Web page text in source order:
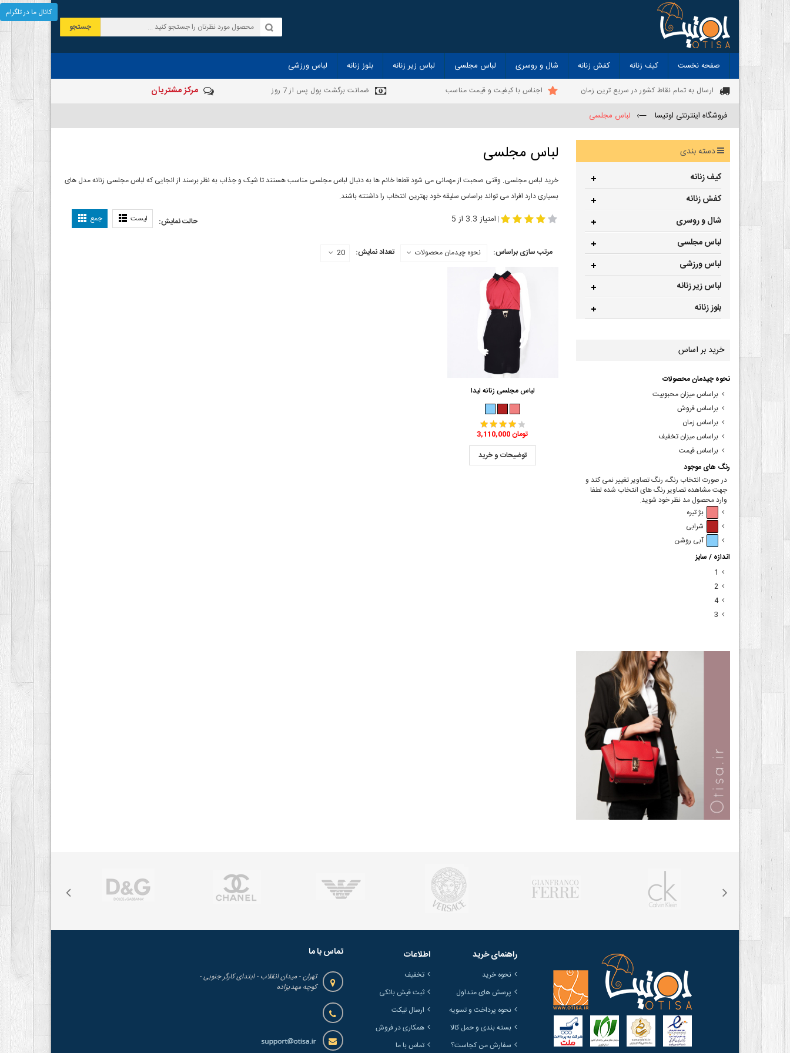
جستجو
صفحه نخست کیف زنانه کفش زنانه شال و روسری لباس مجلسی لباس زیر زنانه بلوز زنانه لباس ورزشی
ارسال به تمام نقاط کشور در سریع ترین زمان اجناس با کیفیت و قیمت مناسب ضمانت برگشت پول پس از 7 روز مرکز مشتریان
فروشگاه اینترنتی اوتیسا —› لباس مجلسی
لباس مجلسی
خرید لباس مجلسی. وقتی صحبت از مهمانی می شود قطعا خانم ها به دنبال لباس مجلسی مناسب هستند تا شیک و جذاب به نظر برسند از انجایی که لباس مجلسی زنانه مدل های
بسیاری دارد افراد می تواند براساس سلیقه خود بهترین انتخاب را داشتته باشند.
حالت نمایش: لیست جمع | امتیاز 3.3 از 5
مرتب سازی براساس: نحوه چیدمان محصولات تعداد نمایش: 20
لباس مجلسی زنانه لیدا
3,110,000 تومان
توضیحات و خرید
دسته بندی
کیف زنانه
کفش زنانه
شال و روسری
لباس مجلسی
لباس ورزشی
لباس زیر زنانه
بلوز زنانه
خرید بر اساس
نحوه چیدمان محصولات
براساس میزان محبوبیت
براساس فروش
براساس زمان
براساس میزان تخفیف
براساس قیمت
رنگ های موجود
در صورت انتخاب رنگ، رنگ تصاویر تغییر نمی کند و
جهت مشاهده تصاویر رنگ های انتخاب شده لطفا
وارد محصول مد نظر خود شوید.
بژ تیره
شرابی
آبی روشن
اندازه / سایز
1
2
4
3
راهنمای خرید
نحوه خرید
پرسش های متداول
نحوه پرداخت و تسویه
بسته بندی و حمل کالا
سفارش من کجاست؟
اطلاعات
تخفیف
ثبت فیش بانکی
ارسال تیکت
همکاری در فروش
تماس با ما
تماس با ما
تهران - میدان انقلاب - ابتدای کارگر جنوبی -
کوچه مهدیزاده
کانال ما در تلگرام